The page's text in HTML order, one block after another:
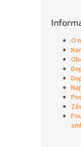
O